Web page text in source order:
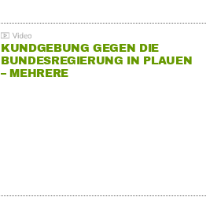
KUNDGEBUNG GEGEN DIE
BUNDESREGIERUNG IN PLAUEN
– MEHRERE